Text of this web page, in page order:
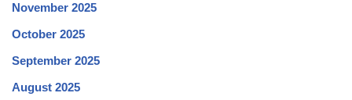
November 2025
October 2025
September 2025
August 2025